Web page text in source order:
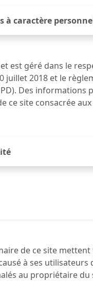
à caractère
est géré dans le
juillet 2018 et le
Des
ce site consacrée
de ce site
à ses
au propriétaire du